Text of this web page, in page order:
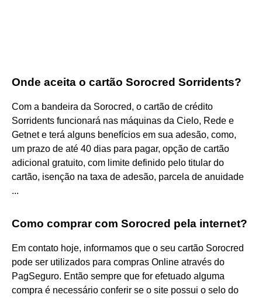
Onde aceita o cartão Sorocred Sorridents?
Com a bandeira da Sorocred, o cartão de crédito
Sorridents funcionará nas máquinas da Cielo, Rede e
Getnet e terá alguns benefícios em sua adesão, como,
um prazo de até 40 dias para pagar, opção de cartão
adicional gratuito, com limite definido pelo titular do
cartão, isenção na taxa de adesão, parcela de anuidade
...
Como comprar com Sorocred pela internet?
Em contato hoje, informamos que o seu cartão Sorocred
pode ser utilizados para compras Online através do
PagSeguro. Então sempre que for efetuado alguma
compra é necessário conferir se o site possui o selo do